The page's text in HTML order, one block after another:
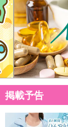
さい）
掲載予告